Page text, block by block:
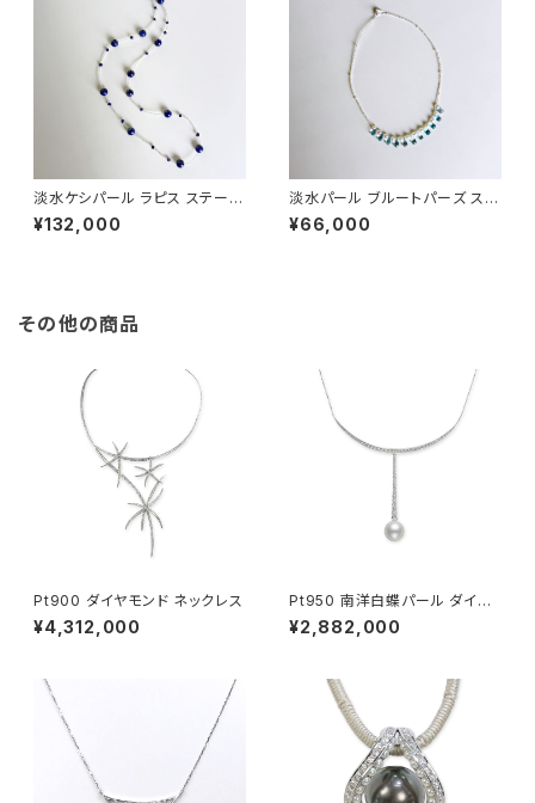
淡水ケシパール ラピス ステーシ
ョンネックレス
¥132,000
淡水パール ブルートパーズ ステ
ーションネックレス
¥66,000
その他の商品
Pt900 ダイヤモンド ネックレス
¥4,312,000
Pt950 南洋白蝶パール ダイヤ
モンド ネックレス
¥2,882,000